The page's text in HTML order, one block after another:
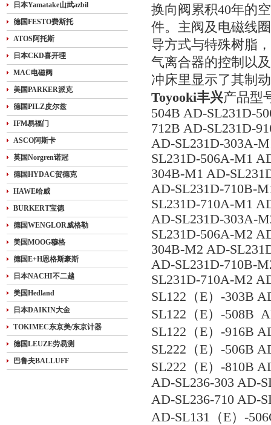
日本Yamatake山武azbil
德国FESTO费斯托
ATOS阿托斯
日本CKD喜开理
MAC电磁阀
美国PARKER派克
德国PILZ皮尔兹
IFM易福门
ASCO阿斯卡
英国Norgren诺冠
德国HYDAC贺德克
HAWE哈威
BURKERT宝德
德国WENGLOR威格勒
美国MOOG穆格
德国E+H恩格斯豪斯
日本NACHI不二越
美国Hedland
日本DAIKIN大金
TOKIMEC东京美/东京计器
德国LEUZE劳易测
巴鲁夫BALLUFF
换向阀累积40年的
件。主阀及电磁线
导方式与特殊树脂
气离合器的控制以
冲床里显示了其制
Toyooki丰兴产品型
504B AD-SL231D-
712B AD-SL231D-
AD-SL231D-303A-
SL231D-506A-M1
304B-M1 AD-
AD-SL231D-710B-
SL231D-710A-M1
AD-SL231D-303A-
SL231D-506A-M2
304B-M2 AD-
AD-SL231D-710B-
SL231D-710A-M2
SL122（E）-303B
SL122（E）-508B
SL122（E）-916B
SL222（E）-506B
SL222（E）-810B
AD-SL236-303 AD-
AD-SL236-710 AD-
AD-SL131（E）-